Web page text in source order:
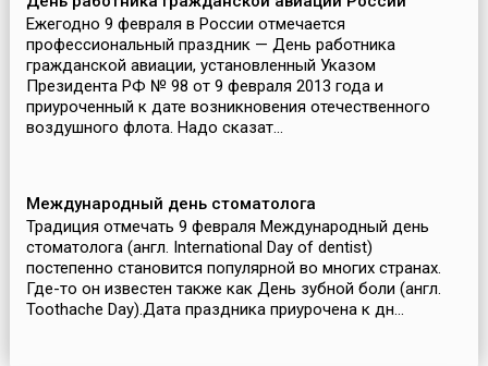
Ежегодно 9 февраля в России отмечается
профессиональный праздник — День работника
гражданской авиации, установленный Указом
Президента РФ № 98 от 9 февраля 2013 года и
приуроченный к дате возникновения отечественного
воздушного флота. Надо сказат...
Международный день стоматолога
Традиция отмечать 9 февраля Международный день
стоматолога (англ. International Day of dentist)
постепенно становится популярной во многих странах.
Где-то он известен также как День зубной боли (англ.
Toothache Day).Дата праздника приурочена к дн...